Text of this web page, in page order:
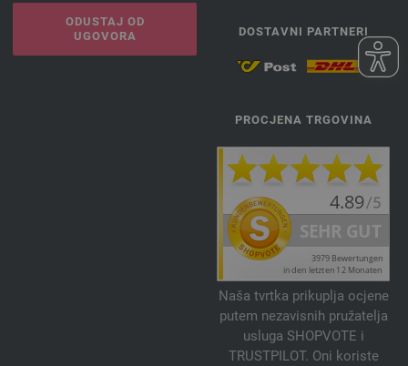
ODUSTAJ OD
UGOVORA
DOSTAVNI PARTNERI
PROCJENA TRGOVINA
Naša tvrtka prikuplja ocjene
putem nezavisnih pružatelja
usluga SHOPVOTE i
TRUSTPILOT. Oni koriste